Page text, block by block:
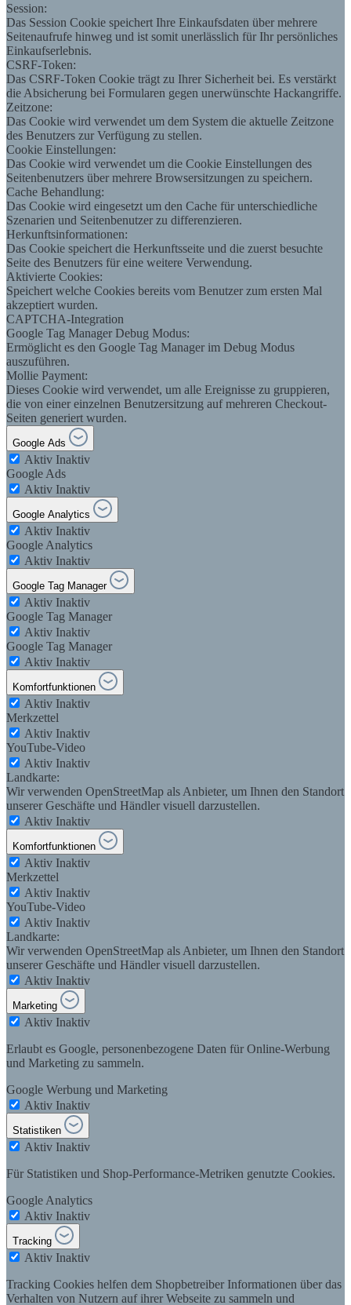
Session:
Das Session Cookie speichert Ihre Einkaufsdaten über mehrere
Seitenaufrufe hinweg und ist somit unerlässlich für Ihr persönliches
Einkaufserlebnis.
CSRF-Token:
Das CSRF-Token Cookie trägt zu Ihrer Sicherheit bei. Es verstärkt
die Absicherung bei Formularen gegen unerwünschte Hackangriffe.
Zeitzone:
Das Cookie wird verwendet um dem System die aktuelle Zeitzone
des Benutzers zur Verfügung zu stellen.
Cookie Einstellungen:
Das Cookie wird verwendet um die Cookie Einstellungen des
Seitenbenutzers über mehrere Browsersitzungen zu speichern.
Cache Behandlung:
Das Cookie wird eingesetzt um den Cache für unterschiedliche
Szenarien und Seitenbenutzer zu differenzieren.
Herkunftsinformationen:
Das Cookie speichert die Herkunftsseite und die zuerst besuchte
Seite des Benutzers für eine weitere Verwendung.
Aktivierte Cookies:
Speichert welche Cookies bereits vom Benutzer zum ersten Mal
akzeptiert wurden.
CAPTCHA-Integration
Google Tag Manager Debug Modus:
Ermöglicht es den Google Tag Manager im Debug Modus
auszuführen.
Mollie Payment:
Dieses Cookie wird verwendet, um alle Ereignisse zu gruppieren,
die von einer einzelnen Benutzersitzung auf mehreren Checkout-
Seiten generiert wurden.
Google Ads
Aktiv Inaktiv
Google Ads
Aktiv Inaktiv
Google Analytics
Aktiv Inaktiv
Google Analytics
Aktiv Inaktiv
Google Tag Manager
Aktiv Inaktiv
Google Tag Manager
Aktiv Inaktiv
Google Tag Manager
Aktiv Inaktiv
Komfortfunktionen
Aktiv Inaktiv
Merkzettel
Aktiv Inaktiv
YouTube-Video
Aktiv Inaktiv
Landkarte:
Wir verwenden OpenStreetMap als Anbieter, um Ihnen den Standort
unserer Geschäfte und Händler visuell darzustellen.
Aktiv Inaktiv
Komfortfunktionen
Aktiv Inaktiv
Merkzettel
Aktiv Inaktiv
YouTube-Video
Aktiv Inaktiv
Landkarte:
Wir verwenden OpenStreetMap als Anbieter, um Ihnen den Standort
unserer Geschäfte und Händler visuell darzustellen.
Aktiv Inaktiv
Marketing
Aktiv Inaktiv
Erlaubt es Google, personenbezogene Daten für Online-Werbung
und Marketing zu sammeln.
Google Werbung und Marketing
Aktiv Inaktiv
Statistiken
Aktiv Inaktiv
Für Statistiken und Shop-Performance-Metriken genutzte Cookies.
Google Analytics
Aktiv Inaktiv
Tracking
Aktiv Inaktiv
Tracking Cookies helfen dem Shopbetreiber Informationen über das
Verhalten von Nutzern auf ihrer Webseite zu sammeln und